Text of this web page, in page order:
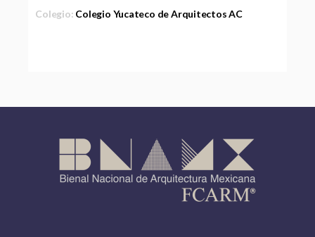
Colegio: Colegio Yucateco de Arquitectos AC